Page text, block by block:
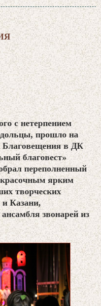
с нетерпением
прошло на
Благовещения в ДК
благовест»
переполненный
красочным ярким
творческих
и Казани,
звонарей из